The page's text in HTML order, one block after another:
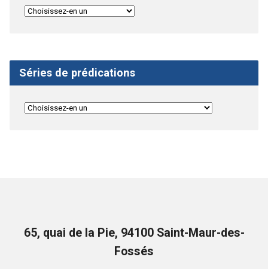
Séries de prédications
65, quai de la Pie, 94100 Saint-Maur-des-
Fossés